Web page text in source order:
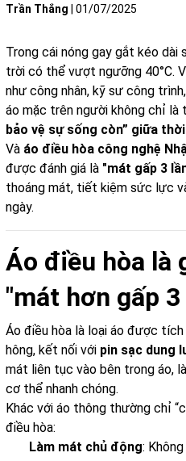
Trần Thắng 01/07/2025
Trong cái nóng gay gắt kéo dài
trời có thể vượt ngưỡng 40°C.
như công nhân, kỹ sư công
áo mặc trên người không chỉ là
bảo vệ sự sống còn” giữa
Và áo điều hòa công nghệ
được đánh giá là "mát gấp 3
thoáng mát, tiết kiệm sức lực
ngày.
Áo điều hòa là
"mát hơn gấp 3
Áo điều hòa là loại áo được tích
hông, kết nối với pin sạc dung
mát liên tục vào bên trong áo,
cơ thể nhanh chóng.
Khác với áo thông thường chỉ
điều hòa:
Làm mát chủ động: